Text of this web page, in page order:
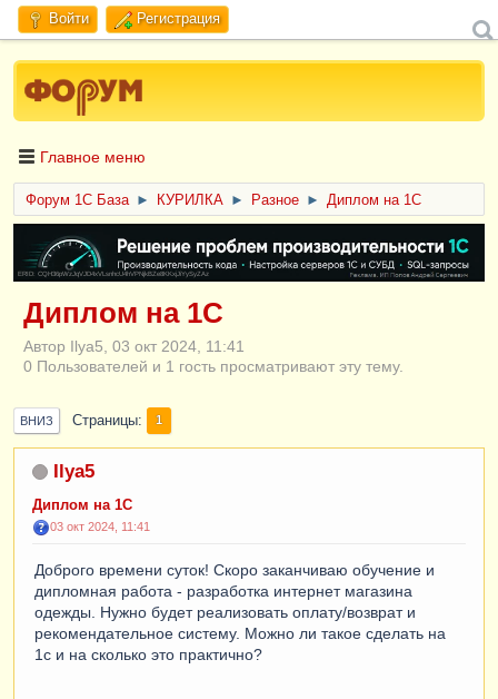
Войти Регистрация
Главное меню
Форум 1C База ► КУРИЛКА ► Разное ► Диплом на 1С
ERID: CQH36pWzJqVJD4xVLsnhcU4hVPNjkBZe8KKxjJiYySyZAz
Диплом на 1С
Автор Ilya5, 03 окт 2024, 11:41
0 Пользователей и 1 гость просматривают эту тему.
ВНИЗ Страницы 1
Ilya5
Диплом на 1С
03 окт 2024, 11:41
Доброго времени суток! Скоро заканчиваю обучение и
дипломная работа - разработка интернет магазина
одежды. Нужно будет реализовать оплату/возврат и
рекомендательное систему. Можно ли такое сделать на
1с и на сколько это практично?